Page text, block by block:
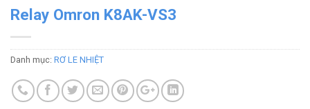
Relay Omron K8AK-VS3
Danh mục: RƠ LE NHIỆT